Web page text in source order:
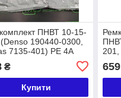
ПНВТ 10-15-
190440-0300,
7135-401) PE 4A
₴
Купити
659